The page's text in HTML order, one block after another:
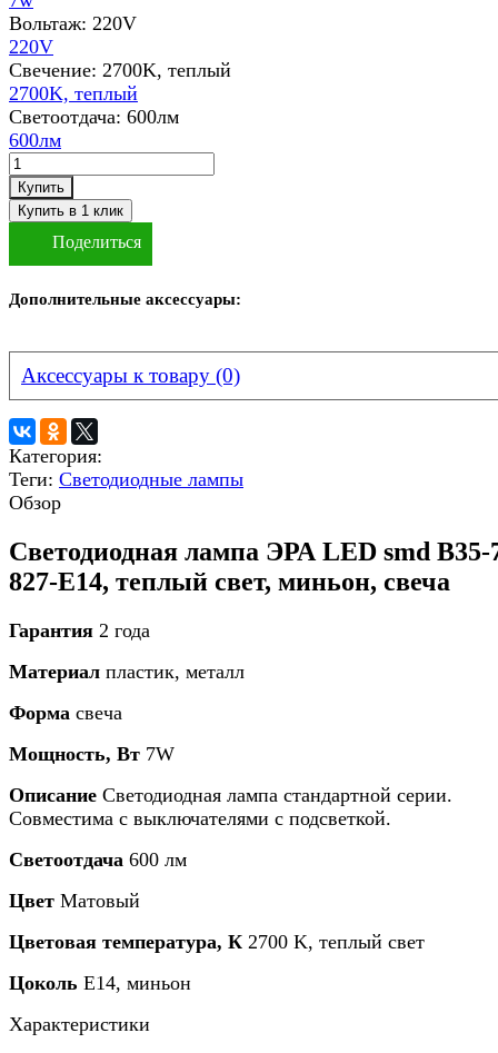
Вольтаж: 220V
220V
Свечение: 2700K, теплый
2700K, теплый
Светоотдача: 600лм
600лм
Купить
Поделиться
Дополнительные аксессуары:
Аксессуары к товару (0)
Категория:
Теги: Светодиодные лампы
Обзор
Светодиодная лампа ЭРА LED smd B35-
827-E14, теплый свет, миньон, свеча
Гарантия 2 года
Материал пластик, металл
Форма свеча
Мощность, Вт 7W
Описание Светодиодная лампа стандартной серии.
Совместима с выключателями с подсветкой.
Светоотдача 600 лм
Цвет Матовый
Цветовая температура, К 2700 K, теплый свет
Цоколь Е14, миньон
Характеристики